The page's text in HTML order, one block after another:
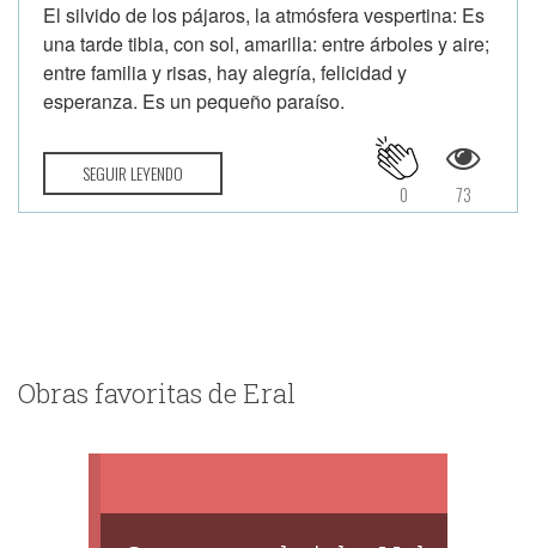
El silvido de los pájaros, la atmósfera vespertina: Es
una tarde tibia, con sol, amarilla: entre árboles y aire;
entre familia y risas, hay alegría, felicidad y
esperanza. Es un pequeño paraíso.
SEGUIR LEYENDO
73
0
Obras favoritas de Eral